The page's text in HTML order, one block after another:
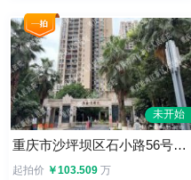
重庆市沙坪坝区石小路56号3幢8-8
起拍价 ￥103.509 万
未开始